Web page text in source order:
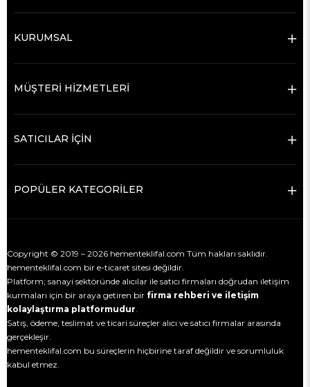
KURUMSAL
MÜŞTERİ HİZMETLERİ
SATICILAR İÇİN
POPÜLER KATEGORİLER
Copyright © 2019 – 2026 hementeklifal.com Tüm hakları saklıdır.
hementeklifal.com bir e-ticaret sitesi değildir.
Platform; sanayi sektöründe alıcılar ile satıcı firmaları doğrudan iletişim
kurmaları için bir araya getiren bir firma rehberi ve iletişim
kolaylaştırma platformudur.
Satış, ödeme, teslimat ve ticari süreçler alıcı ve satıcı firmalar arasında
gerçekleşir.
hementeklifal.com bu süreçlerin hiçbirine taraf değildir ve sorumluluk
kabul etmez.